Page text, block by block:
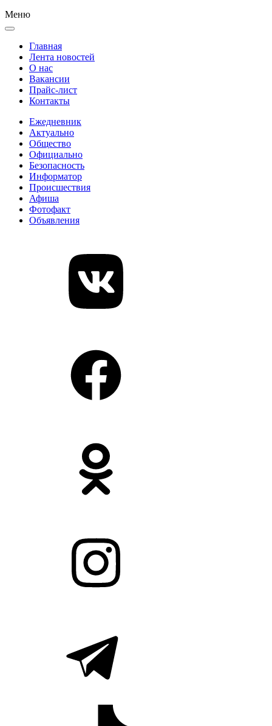
Меню
Главная
Лента новостей
О нас
Вакансии
Прайс-лист
Контакты
Ежедневник
Актуально
Общество
Официально
Безопасность
Информатор
Происшествия
Афиша
Фотофакт
Объявления